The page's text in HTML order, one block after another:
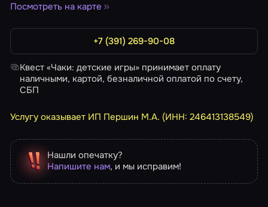
Посмотреть на карте
+7 (391) 269-90-08
Квест «Чаки: детские игры» принимает оплату
наличными, картой, безналичной оплатой по счету,
СБП
Услугу оказывает ИП Першин М.А. (ИНН: 246413138549)
Нашли опечатку?
Напишите нам, и мы исправим!